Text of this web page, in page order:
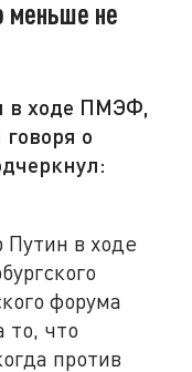
меньше не
в ходе ПМЭФ,
о
в ходе
форума
что
против